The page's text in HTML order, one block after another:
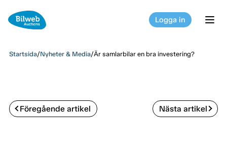
Logga in
Startsida/Nyheter & Media/Är samlarbilar en bra investering?
Föregående artikel Nästa artikel